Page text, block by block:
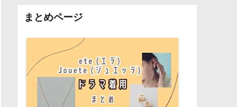
まとめページ